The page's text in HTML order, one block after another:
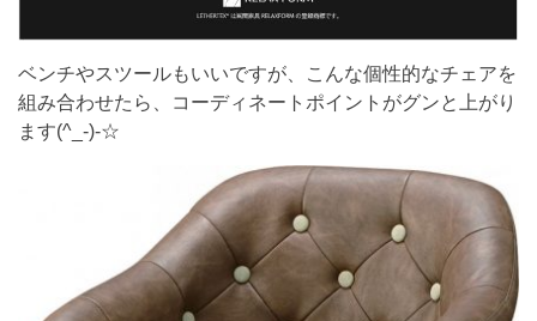
ベンチやスツールもいいですが、こんな個性的なチェアを
組み合わせたら、コーディネートポイントがグンと上がり
ます(^_-)-☆